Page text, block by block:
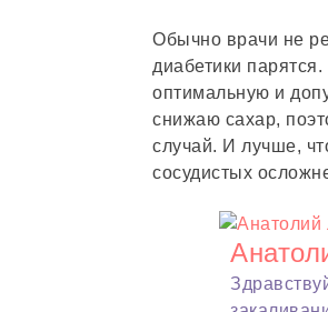
Обычно врачи не
диабетики
оптимальную и
снижаю сахар,
случай. И лучше,
сосудистых